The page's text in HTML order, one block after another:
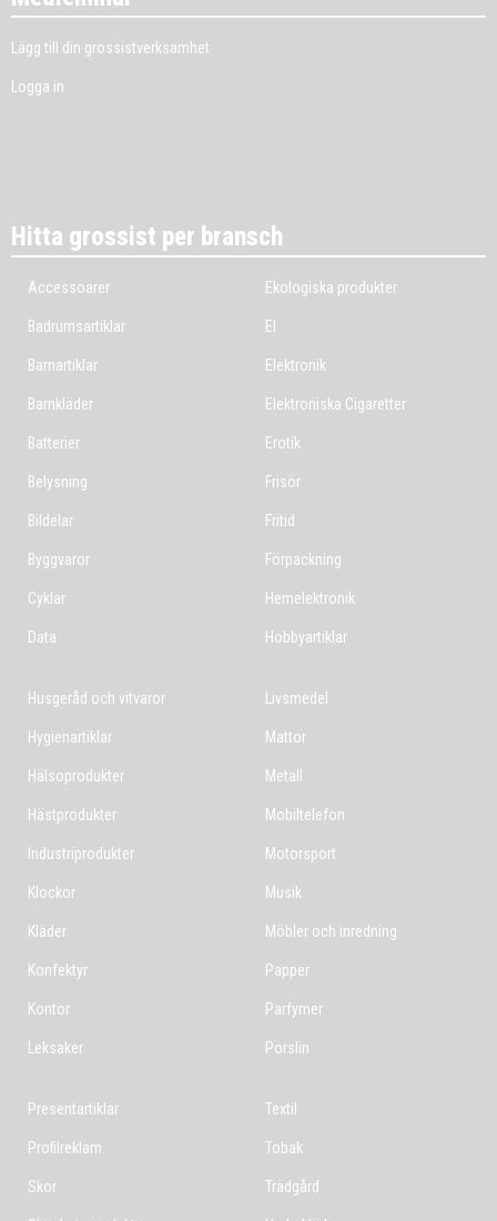
Lägg till din grossistverksamhet
Logga in
Hitta grossist per bransch
Accessoarer
Badrumsartiklar
Barnartiklar
Barnkläder
Batterier
Belysning
Bildelar
Byggvaror
Cyklar
Data
Ekologiska produkter
El
Elektronik
Elektroniska Cigaretter
Erotik
Frisör
Fritid
Förpackning
Hemelektronik
Hobbyartiklar
Husgeråd och vitvaror
Hygienartiklar
Hälsoprodukter
Hästprodukter
Industriprodukter
Klockor
Kläder
Konfektyr
Kontor
Leksaker
Livsmedel
Mattor
Metall
Mobiltelefon
Motorsport
Musik
Möbler och inredning
Papper
Parfymer
Porslin
Presentartiklar
Profilreklam
Skor
Textil
Tobak
Trädgård